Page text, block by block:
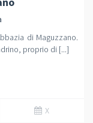
di Maguzzano.
proprio di [...]
X